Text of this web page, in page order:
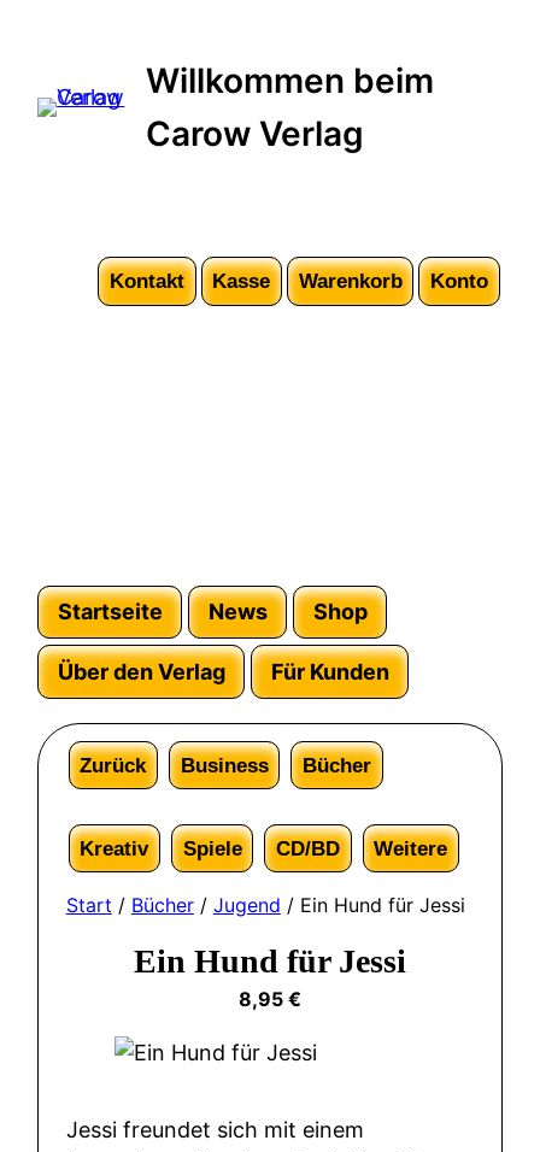
Willkommen beim
Carow Verlag
Kontakt Kasse Warenkorb Konto
Startseite News Shop
Über den Verlag Für Kunden
Zurück Business Bücher
Kreativ Spiele CD/BD Weitere
Start / Bücher/ Jugend / Ein Hund für Jessi
Ein Hund für Jessi
8,95 €
Jessi freundet sich mit einem